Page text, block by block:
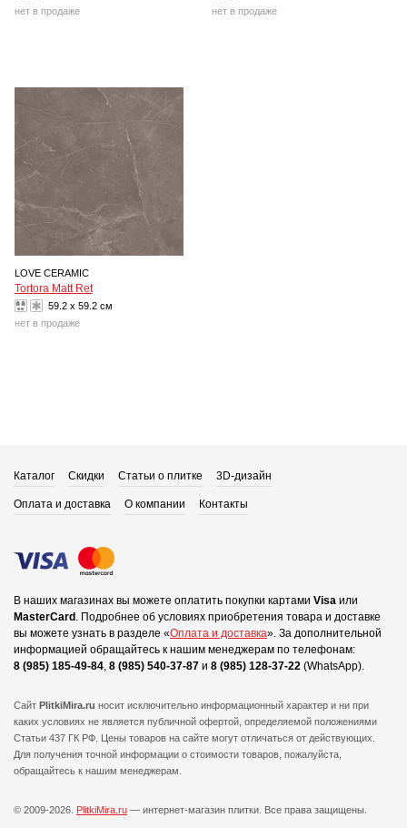
нет в продаже
нет в продаже
LOVE CERAMIC
Tortora Matt Ret
59.2 x 59.2 см
нет в продаже
Каталог Скидки Статьи о плитке 3D-дизайн
Оплата и доставка О компании Контакты
В наших магазинах вы можете оплатить покупки картами Visa или
MasterCard . Подробнее об условиях приобретения товара и доставке
вы можете узнать в разделе «Оплата и доставка». За дополнительной
информацией обращайтесь к нашим менеджерам по телефонам:
8 (985) 185-49-84, 8 (985) 540-37-87 и 8 (985) 128-37-22 (WhatsApp).
Сайт PlitkiMira.ru носит исключительно информационный характер и ни при
каких условиях не является публичной офертой, определяемой положениями
Статьи 437 ГК РФ. Цены товаров на сайте могут отличаться от действующих.
Для получения точной информации о стоимости товаров, пожалуйста,
обращайтесь к нашим менеджерам.
© 2009-2026. PlitkiMira.ru — интернет-магазин плитки. Все права защищены.